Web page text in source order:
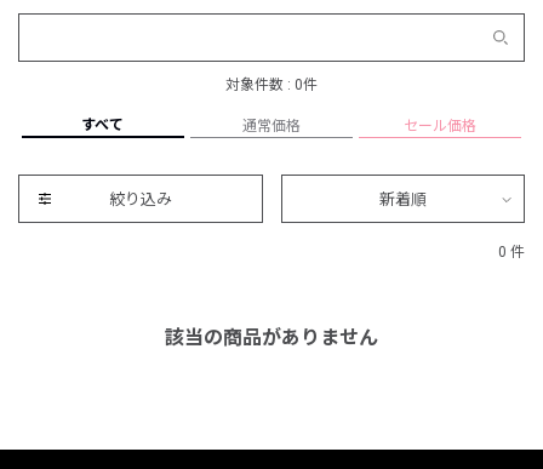
対象件数 : 0件
すべて 通常価格 セール価格
絞り込み 新着順
0 件
該当の商品がありません